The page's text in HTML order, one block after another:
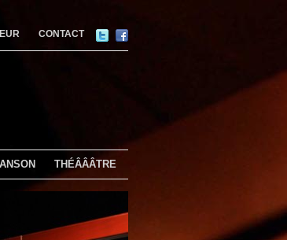
CONTACT
THÉÂÂÂTRE